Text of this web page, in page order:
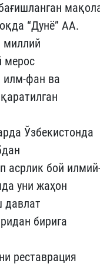
“Дунё” АА.
миллий
мерос
илм-фан ва
Ўзбекистонда
асрлик бой
уни жаҳон
давлат
бирига
реставрация